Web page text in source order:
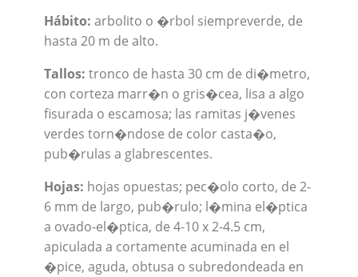
Hábito: arbolito o �rbol siempreverde, de
hasta 20 m de alto.
Tallos: tronco de hasta 30 cm de di�metro,
con corteza marr�n o gris�cea, lisa a algo
fisurada o escamosa; las ramitas j�venes
verdes torn�ndose de color casta�o,
pub�rulas a glabrescentes.
Hojas: hojas opuestas; pec�olo corto, de 2-
6 mm de largo, pub�rulo; l�mina el�ptica
a ovado-el�ptica, de 4-10 x 2-4.5 cm,
apiculada a cortamente acuminada en el
�pice, aguda, obtusa o subredondeada en